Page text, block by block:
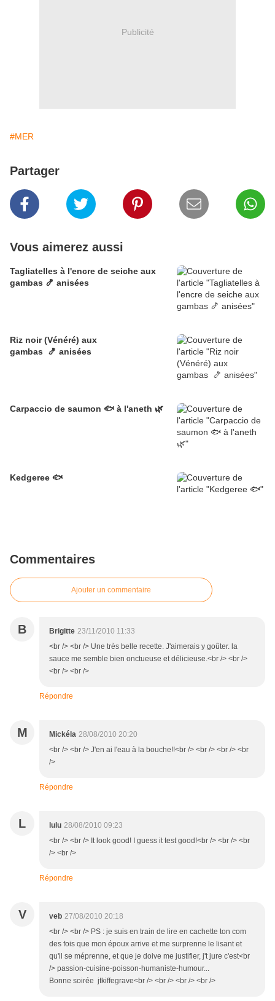
Publicité
#MER
Partager
Vous aimerez aussi
Tagliatelles à l'encre de seiche aux
gambas 🍤 anisées
Riz noir (Vénéré) aux
gambas 🍤 anisées
Carpaccio de saumon 🐟 à l'aneth 🌿
Kedgeree 🐟
Commentaires
Ajouter un commentaire
B Brigitte 23/11/2010 11:33
<br /> <br /> Une très belle recette. J'aimerais y goûter. la
sauce me semble bien onctueuse et délicieuse.<br /> <br />
<br /> <br />
Répondre
M Mickéla 28/08/2010 20:20
<br /> <br /> J'en ai l'eau à la bouche!!<br /> <br /> <br /> <br
/>
Répondre
L lulu 28/08/2010 09:23
<br /> <br /> It look good! I guess it test good!<br /> <br /> <br
/> <br />
Répondre
V veb 27/08/2010 20:18
<br /> <br /> PS : je suis en train de lire en cachette ton com
des fois que mon époux arrive et me surprenne le lisant et
qu'il se méprenne, et que je doive me justifier, j't jure c'est<br
/> passion-cuisine-poisson-humaniste-humour...
Bonne soirée jtkiffegrave<br /> <br /> <br /> <br />